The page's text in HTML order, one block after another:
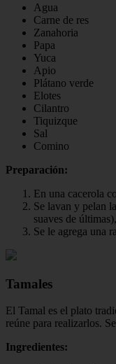
Agua
Carne de res
Zanahoria
Papa
Yuca
Apio
Plátano verde
Elotes
Cilantro
Tiquizque
Sal
Comino
Preparación:
En una cacerola
Se lavan y pelan
suaves de
Se le agrega una
Tamales
El Tamal es el plato
reúne para realizarlos.
Ingredientes: